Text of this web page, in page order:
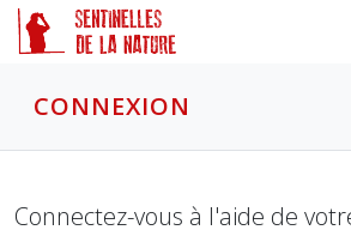
CONNEXION
Connectez-vous à l'aide de
Panneau de gestion des cookies